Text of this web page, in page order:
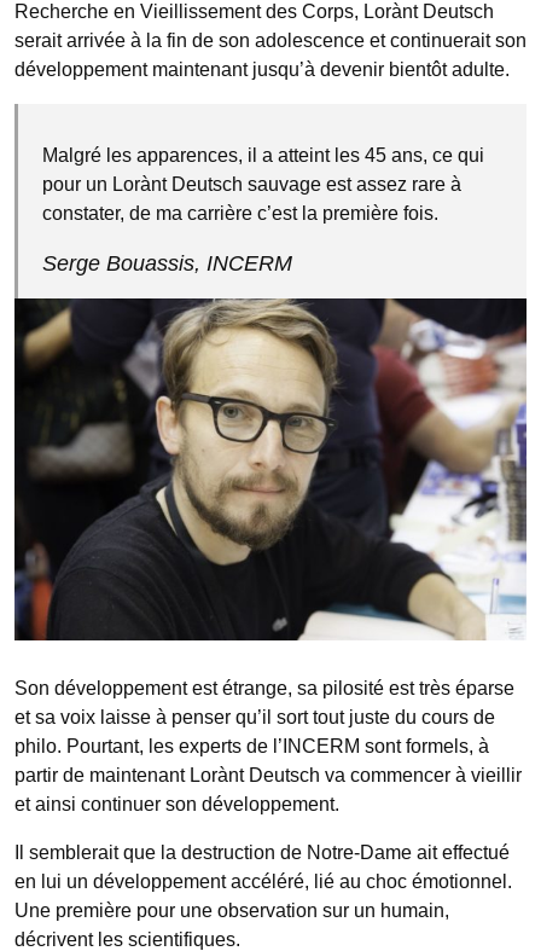
Recherche en Vieillissement des Corps, Lorànt Deutsch
serait arrivée à la fin de son adolescence et continuerait son
développement maintenant jusqu’à devenir bientôt adulte.
Malgré les apparences, il a atteint les 45 ans, ce qui
pour un Lorànt Deutsch sauvage est assez rare à
constater, de ma carrière c’est la première fois.
Serge Bouassis, INCERM
Son développement est étrange, sa pilosité est très éparse
et sa voix laisse à penser qu’il sort tout juste du cours de
philo. Pourtant, les experts de l’INCERM sont formels, à
partir de maintenant Lorànt Deutsch va commencer à vieillir
et ainsi continuer son développement.
Il semblerait que la destruction de Notre-Dame ait effectué
en lui un développement accéléré, lié au choc émotionnel.
Une première pour une observation sur un humain,
décrivent les scientifiques.